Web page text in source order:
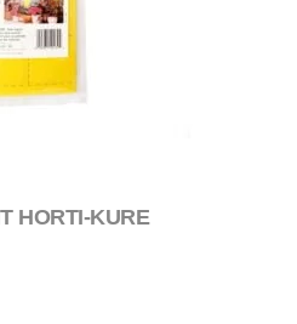
HORTI-KURE